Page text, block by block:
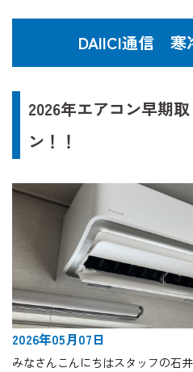
DAIICI通信 寒
2026年エアコン早期
ン！！
2026年05月07日
みなさんこんにちはスタッフの石